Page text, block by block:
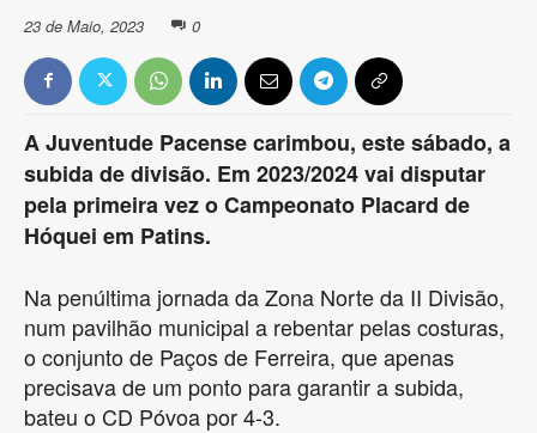
23 de Maio, 2023 0
A Juventude Pacense carimbou, este sábado, a
subida de divisão. Em 2023/2024 vai disputar
pela primeira vez o Campeonato Placard de
Hóquei em Patins.
Na penúltima jornada da Zona Norte da II Divisão,
num pavilhão municipal a rebentar pelas costuras,
o conjunto de Paços de Ferreira, que apenas
precisava de um ponto para garantir a subida,
bateu o CD Póvoa por 4-3.